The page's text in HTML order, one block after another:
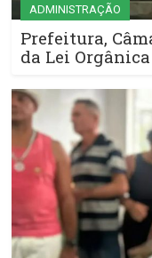
ADMINISTRAÇÃO
Prefeitura,
da Lei